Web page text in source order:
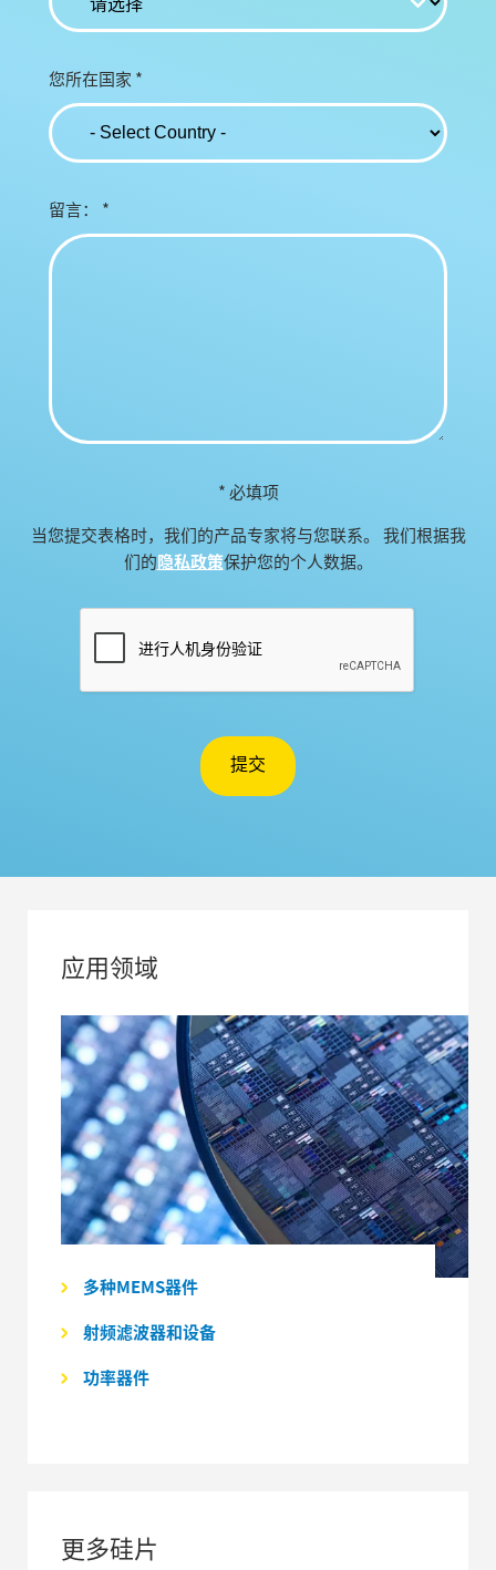
您所在国家 *
留言： *
* 必填项
当您提交表格时，我们的产品专家将与您联系。 我们根据我
们的隐私政策保护您的个人数据。
应用领域
多种MEMS器件
射频滤波器和设备
功率器件
更多硅片